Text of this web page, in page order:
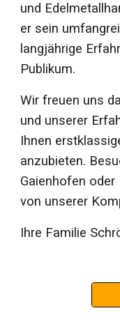
und
er sein
langjährige
Publikum.
Wir freuen uns
und unserer
Ihnen
anzubieten.
Gaienhofen
von unserer
Ihre Familie